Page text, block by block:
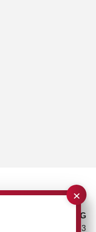
×
rose plastic AG
Rupolzer Straße 53